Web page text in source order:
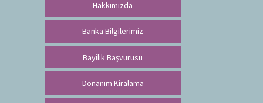
Hakkımızda
Banka Bilgilerimiz
Bayilik Başvurusu
Donanım Kiralama